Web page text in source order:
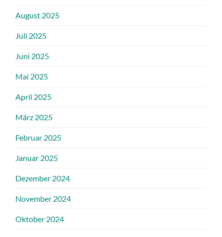
August 2025
Juli 2025
Juni 2025
Mai 2025
April 2025
März 2025
Februar 2025
Januar 2025
Dezember 2024
November 2024
Oktober 2024